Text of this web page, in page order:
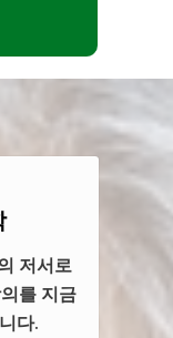
저서로
를 지금
다.